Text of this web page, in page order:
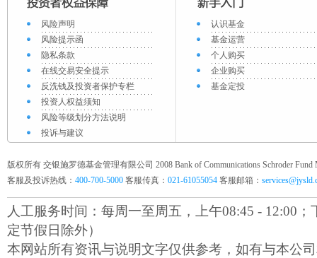
风险声明
风险提示函
隐私条款
在线交易安全提示
反洗钱及投资者保护专栏
投资人权益须知
风险等级划分方法说明
投诉与建议
认识基金
基金运营
个人购买
企业购买
基金定投
版权所有 交银施罗德基金管理有限公司 2008 Bank of Communications Schroder Fund
客服及投诉热线： 400-700-5000 客服传真： 021-61055054 客服邮箱：
人工服务时间：每周一至周五，上午08:45 - 12:00；
定节假日除外）
本网站所有资讯与说明文字仅供参考，如有与本公